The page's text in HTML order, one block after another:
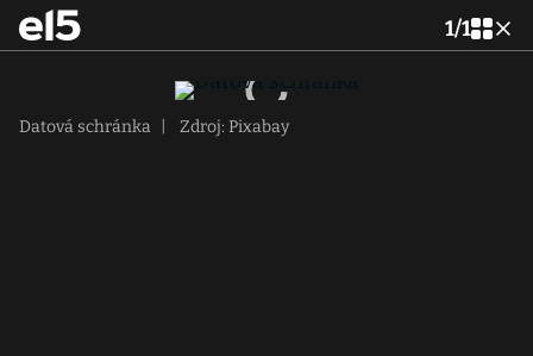
1/1
Datová schránka Zdroj: Pixabay